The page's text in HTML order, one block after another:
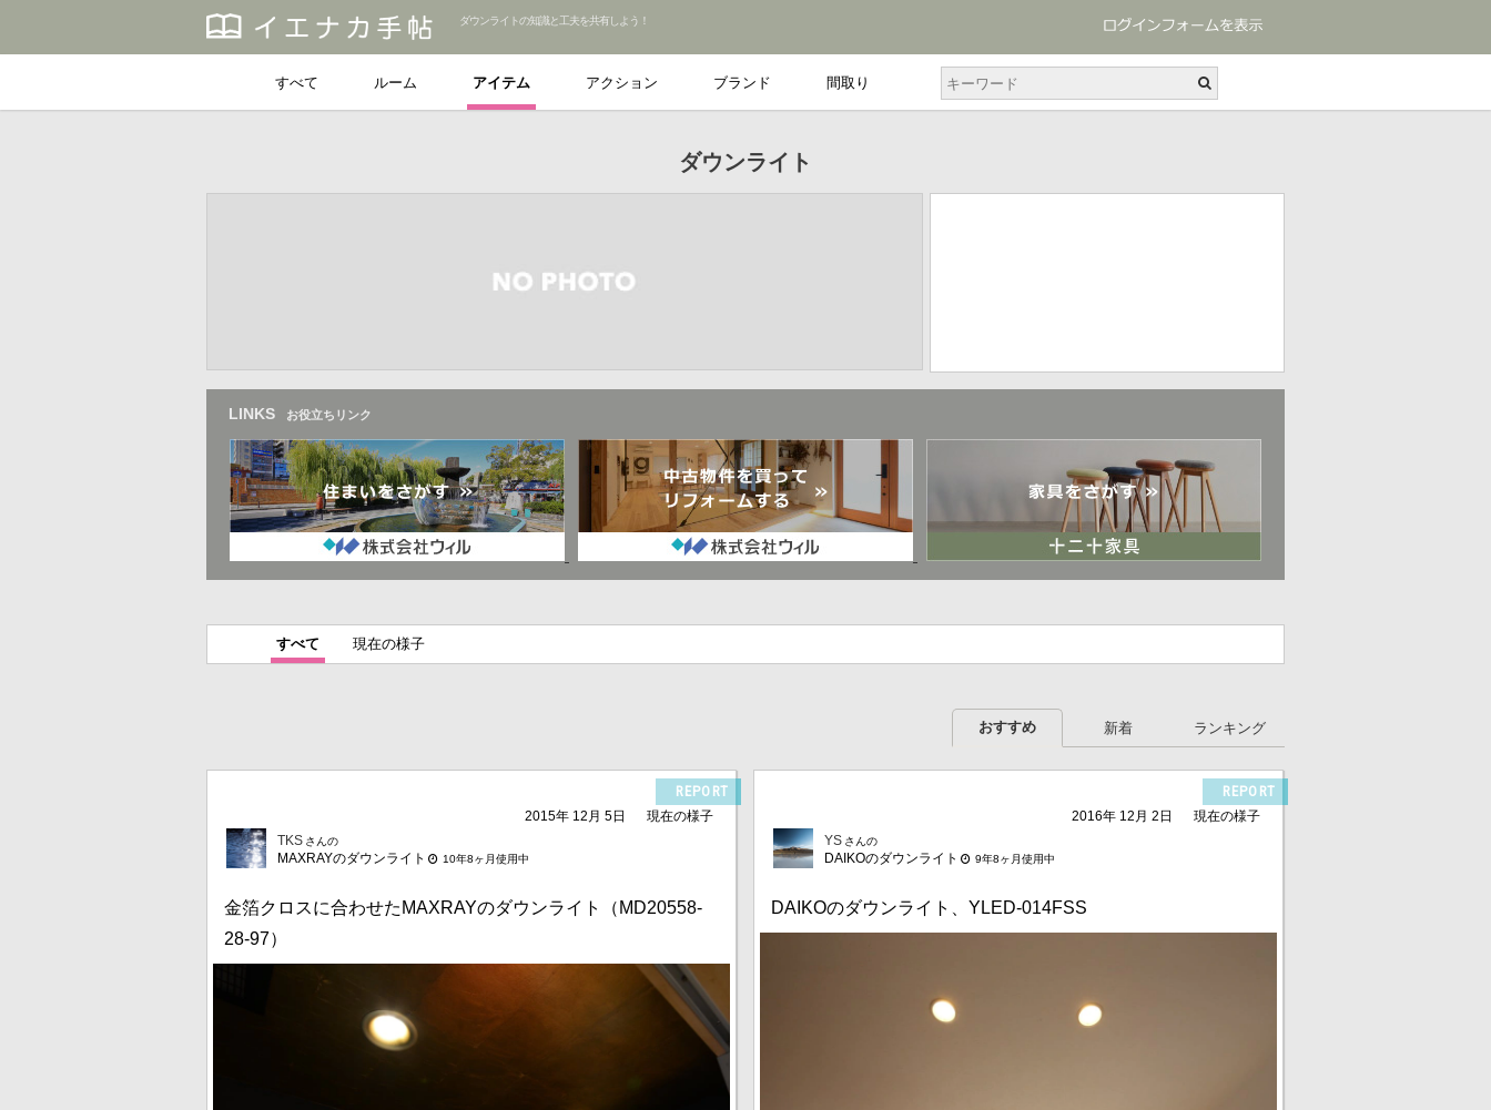
ダウンライトの知識と工夫を共有しよう！
すべて ルーム アイテム アクション ブランド 間取り
ダウンライト
LINKS お役立ちリンク
すべて 現在の様子
おすすめ 新着 ランキング
REPORT
2015年 12月 5日
現在の様子
TKS さんの
MAXRAYのダウンライト 10年8ヶ月使用中
金箔クロスに合わせたMAXRAYのダウンライト（MD20558-
28-97）
REPORT
2016年 12月 2日
現在の様子
YS さんの
DAIKOのダウンライト 9年8ヶ月使用中
DAIKOのダウンライト、YLED-014FSS